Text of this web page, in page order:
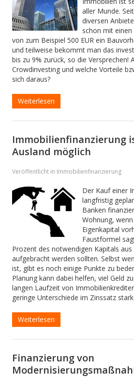
aller Munde.
diversen
schon mit
von zum Beispiel 500 EUR ein
und teilweise bekommt man das
bis zu 9% zurück, so die Versprechen!
Crowdinvesting und welche Vorteile
sich daraus?
Weiterlesen
Immobilienfinanzierung
Ausland möglich
Veröffentlicht in Immobilienfinanzierung
Der Kauf einer
langfristig
Banken
Wohnung,
Eigenkapital
Faustformel
Prozent des notwendigen Kapitals
aufgebracht werden sollten. Selbst
ist, gibt es noch einige Punkte zu
Planung kann dabei helfen, viel Geld
langen Laufzeit von
geringe Unterschiede im Zinssatz
Weiterlesen
Finanzierung von